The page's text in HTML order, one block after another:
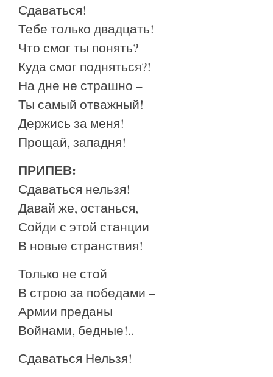
Сдаваться!
Тебе только двадцать!
Что смог ты понять?
Куда смог подняться?!
На дне не страшно –
Ты самый отважный!
Держись за меня!
Прощай, западня!
ПРИПЕВ:
Сдаваться нельзя!
Давай же, останься,
Сойди с этой станции
В новые странствия!
Только не стой
В строю за победами –
Армии преданы
Войнами, бедные!..
Сдаваться Нельзя!